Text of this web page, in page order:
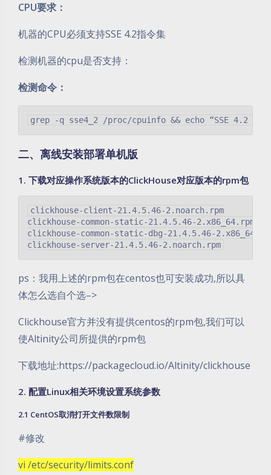
CPU要求：
机器的CPU必须支持SSE 4.2指令集
检测机器的cpu是否支持：
检测命令：
二、离线安装部署单机版
1. 下载对应操作系统版本的ClickHouse对应版本的rpm包
clickhouse-client-21.4.5.46-2.noarch.rpm
clickhouse-common-static-21.4.5.46-2.x86_64.rpm
clickhouse-common-static-dbg-21.4.5.46-
ps：我用上述的rpm包在centos也可安装成功,所以具
体怎么选自个选–>
Clickhouse官方并没有提供centos的rpm包,我们可以
使Altinity公司所提供的rpm包
下载地址:https://packagecloud.io/Altinity/clickhouse
2. 配置Linux相关环境设置系统参数
2.1 CentOS取消打开文件数限制
#修改
vi /etc/security/limits.conf